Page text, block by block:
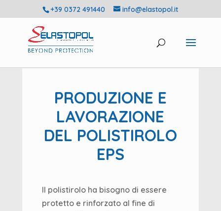
+39 0372 491440 info@elastopol.it
PRODUZIONE E
LAVORAZIONE
DEL POLISTIROLO
EPS
Il polistirolo ha bisogno di essere
protetto e rinforzato al fine di